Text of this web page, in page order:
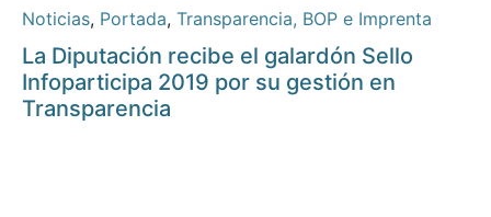
Noticias, Portada, Transparencia, BOP e Imprenta
La Diputación recibe el galardón Sello
Infoparticipa 2019 por su gestión en
Transparencia